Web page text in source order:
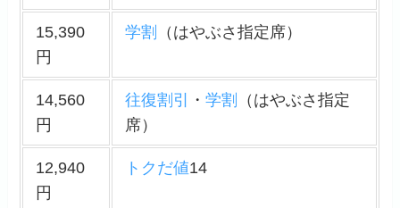
15,390
円
学割 （はやぶさ指定席）
14,560
円
往復割引 ・ 学割
（はやぶさ指定
席）
12,940
円
トクだ値14